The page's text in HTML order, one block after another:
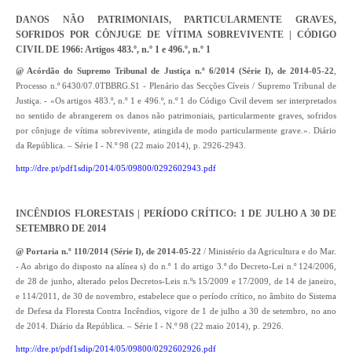
DANOS NÃO PATRIMONIAIS, PARTICULARMENTE GRAVES,
SOFRIDOS POR CÔNJUGE DE VÍTIMA SOBREVIVENTE | CÓDIGO
CIVIL DE 1966: Artigos 483.º, n.º 1 e 496.º, n.º 1
@ Acórdão do Supremo Tribunal de Justiça n.º 6/2014 (Série I), de 2014-05-22
Processo n.º 6430/07.0TBBRG.S1 - Plenário das Secções Cíveis / Supremo Tribunal de
Justiça. - «Os artigos 483.º, n.º 1 e 496.º, n.º 1 do Código Civil devem ser interpretados
no sentido de abrangerem os danos não patrimoniais, particularmente graves, sofridos
por cônjuge de vítima sobrevivente, atingida de modo particularmente grave.». Diário
da República. – Série I - N.º 98 (22 maio 2014), p. 2926-2943.
http://dre.pt/pdf1sdip/2014/05/09800/0292602943.pdf
INCÊNDIOS FLORESTAIS | PERÍODO CRÍTICO: 1 DE JULHO A 30 DE
SETEMBRO DE 2014
@ Portaria n.º 110/2014 (Série I), de 2014-05-22 / Ministério da Agricultura e do Mar.
- Ao abrigo do disposto na alínea s) do n.º 1 do artigo 3.º do Decreto-Lei n.º 124/2006,
de 28 de junho, alterado pelos Decretos-Leis n.ºs 15/2009 e 17/2009, de 14 de janeiro,
e 114/2011, de 30 de novembro, estabelece que o período crítico, no âmbito do Sistema
de Defesa da Floresta Contra Incêndios, vigore de 1 de julho a 30 de setembro, no ano
de 2014. Diário da República. – Série I - N.º 98 (22 maio 2014), p. 2926.
http://dre.pt/pdf1sdip/2014/05/09800/0292602926.pdf